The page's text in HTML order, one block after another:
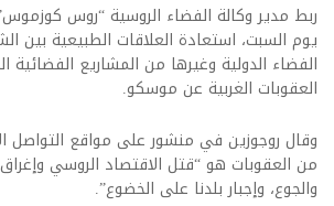
ربط مدير وكالة الفضاء الروسية “روس
يوم السبت، استعادة العلاقات الطبيعية بين
الفضاء الدولية وغيرها من المشاريع الفضائية
العقوبات الغربية عن موسكو.
وقال روجوزين في منشور على مواقع التواصل
من العقوبات هو “قتل الاقتصاد الروسي
والجوع، وإجبار بلدنا على الخضوع”.